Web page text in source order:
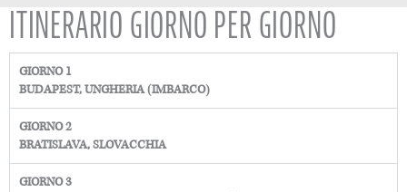
ITINERARIO GIORNO PER GIORNO
GIORNO 1
BUDAPEST, UNGHERIA (IMBARCO)
GIORNO 2
BRATISLAVA, SLOVACCHIA
GIORNO 3